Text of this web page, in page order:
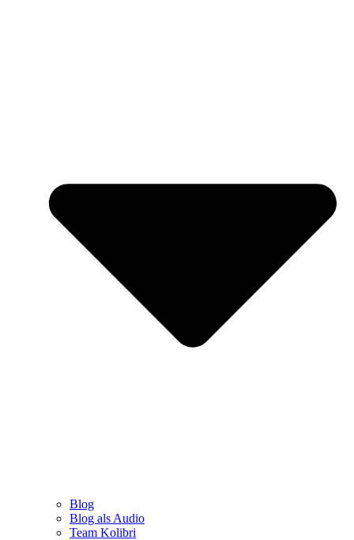
Blog
Blog als Audio
Team Kolibri